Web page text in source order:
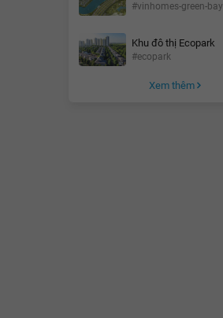
#vinhomes-green-bay
Khu đô thị Ecopark
#ecopark
Xem thêm